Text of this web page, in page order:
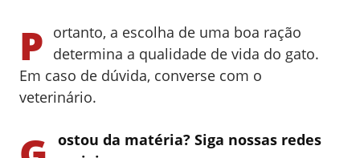
P ortanto, a escolha de uma boa ração
determina a qualidade de vida do gato.
Em caso de dúvida, converse com o
veterinário.
ostou da matéria? Siga nossas redes